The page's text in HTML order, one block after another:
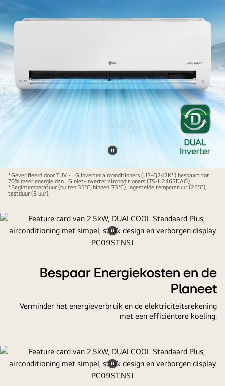
pauzeren
*Geverifieerd door TUV - LG Inverter airconditioners (US-Q242K*) bespaart tot
70% meer energie dan LG niet-inverter airconditioners (TS-H246SDAO).
*Begintemperatuur (buiten 35°C, binnen 33°C), ingestelde temperatuur (26°C),
testduur (8 uur).
Video
Bespaar Energiekosten en de
Planeet
Verminder het energieverbruik en de elektriciteitsrekening
met een efficiëntere koeling.
Video